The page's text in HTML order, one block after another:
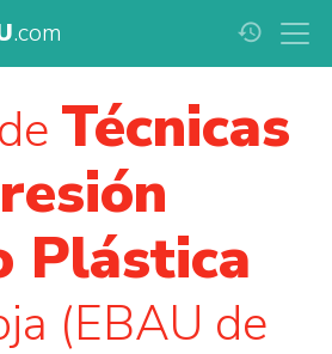
.com history
Técnicas
Plástica
(EBAU de